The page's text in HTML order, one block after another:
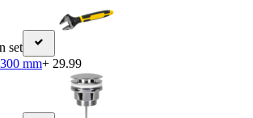
set
mm+ 29.99